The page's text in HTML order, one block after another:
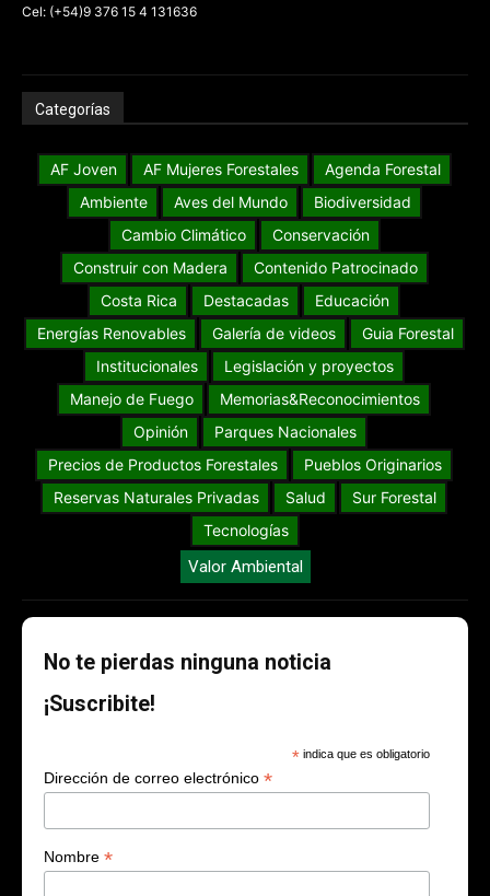
Cel: (+54)9 376 15 4 131636
Categorías
AF Joven AF Mujeres Forestales
Agenda Forestal
Ambiente
Aves del Mundo
Biodiversidad
Cambio Climático
Conservación
Construir con Madera
Contenido Patrocinado
Costa Rica
Destacadas
Educación
Energías Renovables
Galería de videos
Guia Forestal
Institucionales
Legislación y proyectos
Manejo de Fuego
Memorias&Reconocimientos
Opinión
Parques Nacionales
Precios de Productos Forestales
Pueblos Originarios
Reservas Naturales Privadas
Salud
Sur Forestal
Tecnologías
Valor Ambiental
No te pierdas ninguna noticia
¡Suscribite!
* indica que es obligatorio
Dirección de correo electrónico *
Nombre *